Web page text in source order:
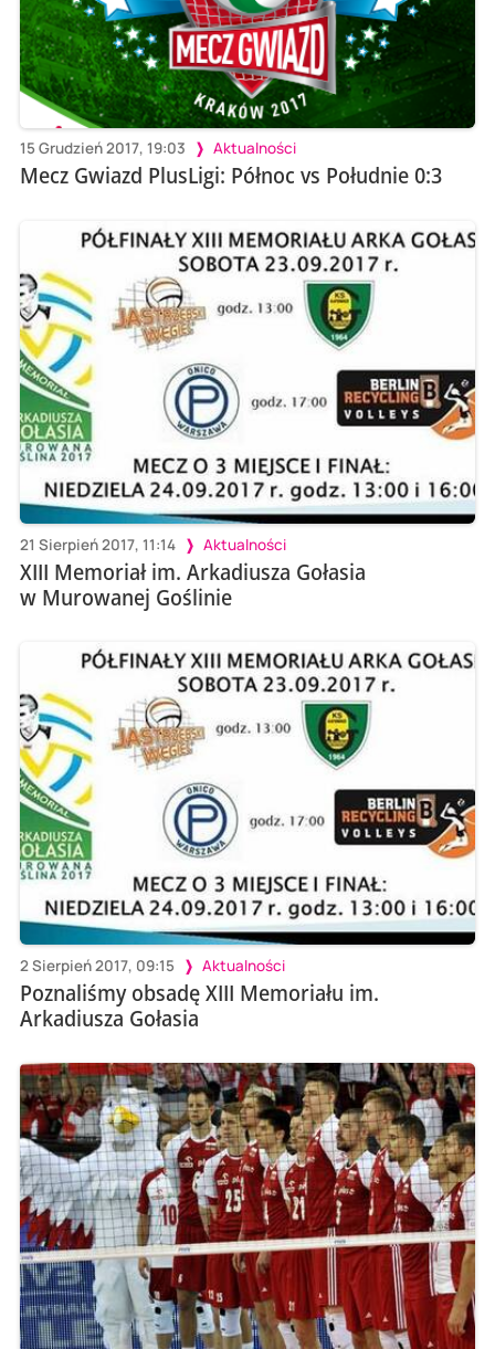
15 Grudzień 2017, 19:03 Aktualności
Mecz Gwiazd PlusLigi: Północ vs Południe 0:3
21 Sierpień 2017, 11:14 Aktualności
XIII Memoriał im. Arkadiusza Gołasia
w Murowanej Goślinie
2 Sierpień 2017, 09:15 Aktualności
Poznaliśmy obsadę XIII Memoriału im.
Arkadiusza Gołasia